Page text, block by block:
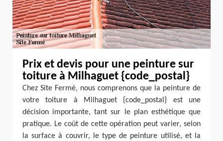
Prix et devis pour une peinture sur
toiture à Milhaguet {code_postal}
Chez Site Fermé, nous comprenons que la peinture de
votre toiture à Milhaguet {code_postal} est une
décision importante, tant sur le plan esthétique que
pratique. Le coût de cette opération peut varier, selon
la surface à couvrir, le type de peinture utilisé, et la